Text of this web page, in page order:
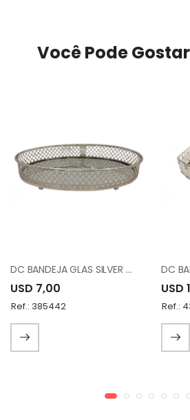
Você Pode
DC BANDEJA GLAS SILVER METAL FH190632S
USD 7,00
Ref.: 385442
USD
Ref.: